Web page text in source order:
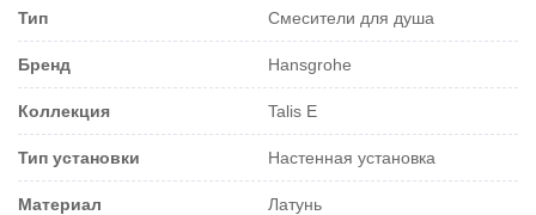
Тип Смесители для душа
Бренд Hansgrohe
Коллекция Talis E
Тип установки Настенная установка
Материал Латунь